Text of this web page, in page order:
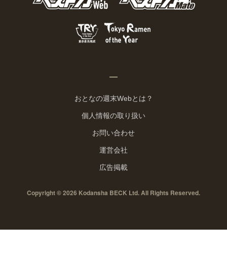
おとなの週末Webとは？
個人情報の取り扱い
お問い合わせ
運営会社
広告掲載
Copyright © 2026 Kodansha BECK Ltd. All Rights Reserved.